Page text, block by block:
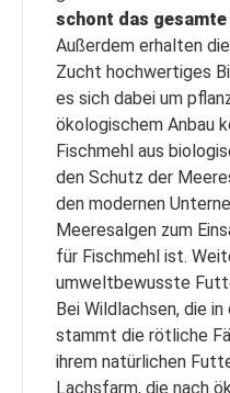
schont das
Außerdem erhalten
Zucht hochwertiges
es sich dabei um
ökologischem Anbau
Fischmehl aus
den Schutz der
den modernen
Meeresalgen zum
für Fischmehl ist.
umweltbewusste
Bei Wildlachsen, die
stammt die rötliche
ihrem natürlichen
Lachsfarm, die nach